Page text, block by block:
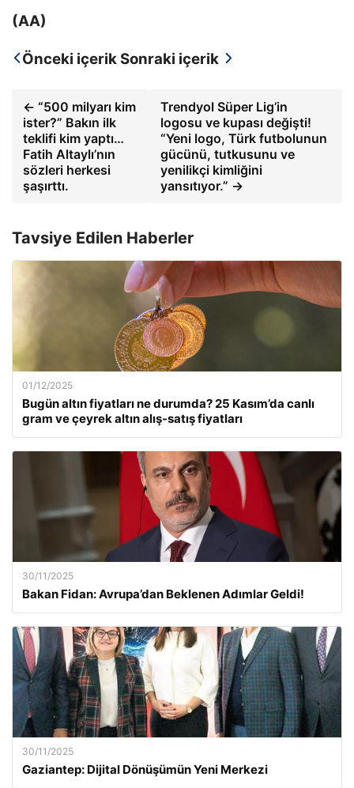
(AA)
Önceki içerik Sonraki içerik
← “500 milyarı kim
ister?” Bakın ilk
teklifi kim yaptı…
Fatih Altaylı’nın
sözleri herkesi
şaşırttı.
Trendyol Süper Lig’in
logosu ve kupası değişti!
“Yeni logo, Türk futbolunun
gücünü, tutkusunu ve
yenilikçi kimliğini
yansıtıyor.” →
Tavsiye Edilen Haberler
01/12/2025
Bugün altın fiyatları ne durumda? 25 Kasım’da canlı
gram ve çeyrek altın alış-satış fiyatları
30/11/2025
Bakan Fidan: Avrupa’dan Beklenen Adımlar Geldi!
30/11/2025
Gaziantep: Dijital Dönüşümün Yeni Merkezi